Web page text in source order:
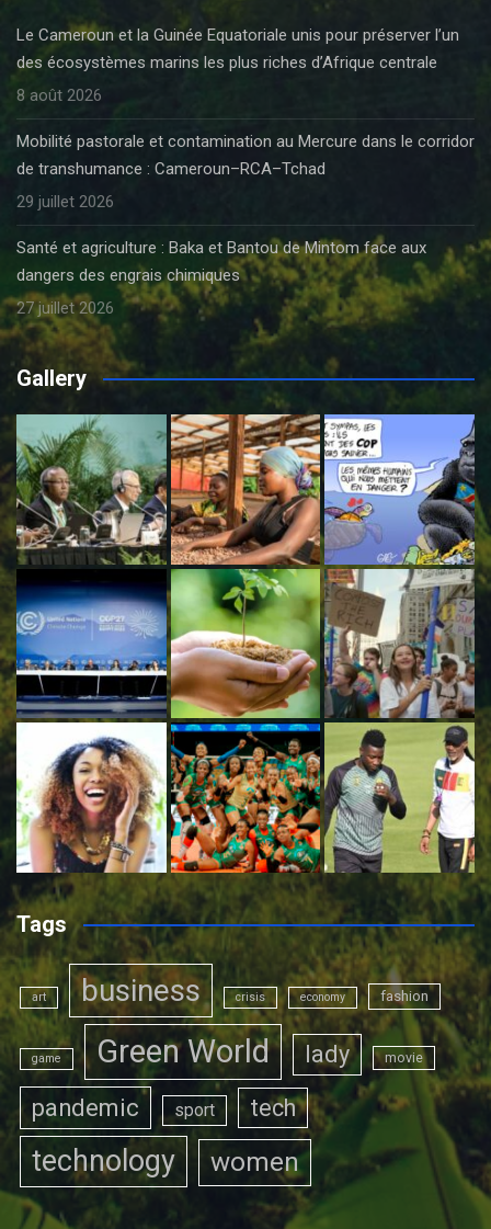
Le Cameroun et la Guinée Equatoriale unis pour préserver l’un
des écosystèmes marins les plus riches d’Afrique centrale
8 août 2026
Mobilité pastorale et contamination au Mercure dans le corridor
de transhumance : Cameroun–RCA–Tchad
29 juillet 2026
Santé et agriculture : Baka et Bantou de Mintom face aux
dangers des engrais chimiques
27 juillet 2026
Gallery
Tags
art business crisis economy fashion
game Green World lady movie
pandemic sport tech
technology women